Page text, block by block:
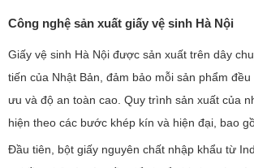
Công nghệ sản xuất giấy vệ sinh Hà Nội
Giấy vệ sinh Hà Nội được sản xuất trên dây
tiến của Nhật Bản, đảm bảo mỗi sản phẩm
ưu và độ an toàn cao. Quy trình sản xuất của
hiện theo các bước khép kín và hiện đại, bao
Đầu tiên, bột giấy nguyên chất nhập khẩu từ